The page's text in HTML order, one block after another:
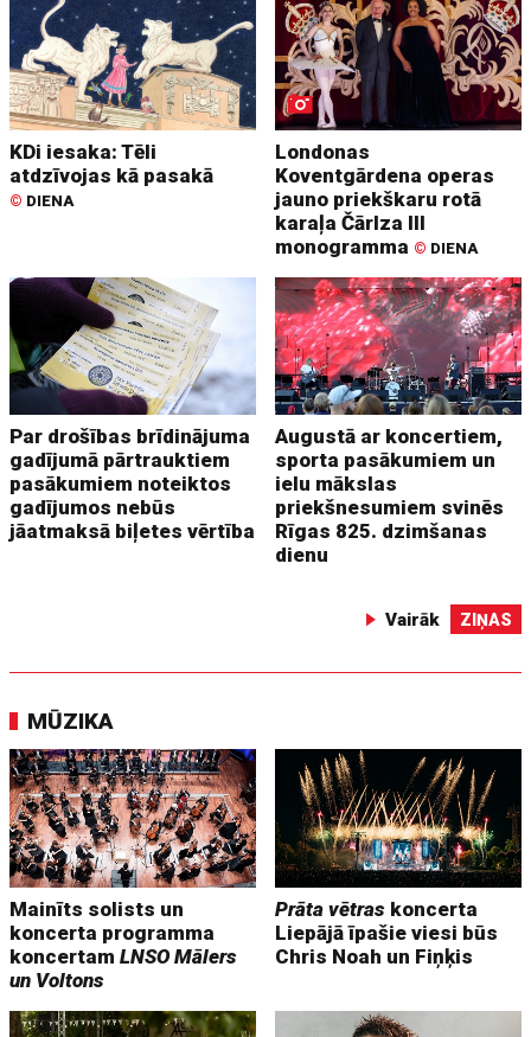
KDi iesaka: Tēli
atdzīvojas kā pasakā
© DIENA
Londonas
Koventgārdena operas
jauno priekškaru rotā
karaļa Čārlza III
monogramma © DIENA
Par drošības brīdinājuma
gadījumā pārtrauktiem
pasākumiem noteiktos
gadījumos nebūs
jāatmaksā biļetes vērtība
Augustā ar koncertiem,
sporta pasākumiem un
ielu mākslas
priekšnesumiem svinēs
Rīgas 825. dzimšanas
dienu
Vairāk ZIŅAS
MŪZIKA
Mainīts solists un
koncerta programma
koncertamLNSO Mālers
un Voltons
Prāta vētras koncerta
Liepājā īpašie viesi būs
Chris Noah un Fiņķis